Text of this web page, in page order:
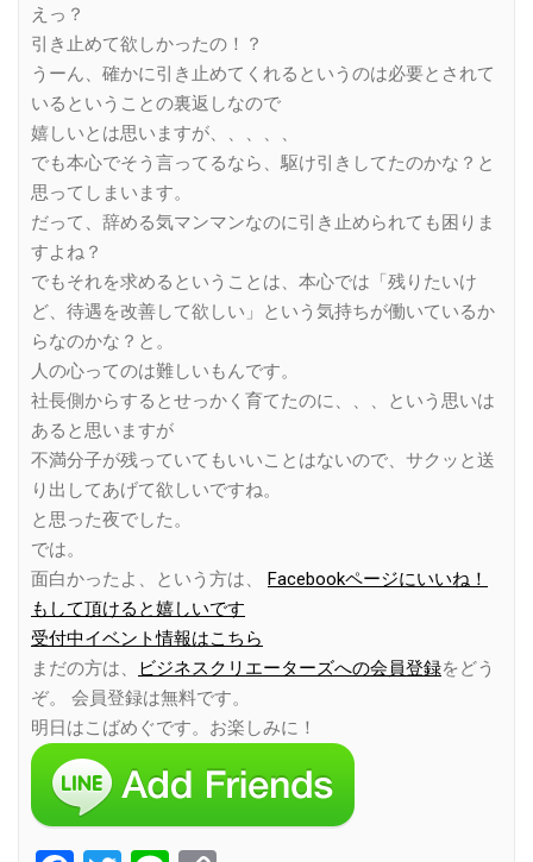
えっ？
引き止めて欲しかったの！？
うーん、確かに引き止めてくれるというのは必要とされて
いるということの裏返しなので
嬉しいとは思いますが、、、、、
でも本心でそう言ってるなら、駆け引きしてたのかな？と
思ってしまいます。
だって、辞める気マンマンなのに引き止められても困りま
すよね？
でもそれを求めるということは、本心では「残りたいけ
ど、待遇を改善して欲しい」という気持ちが働いているか
らなのかな？と。
人の心ってのは難しいもんです。
社長側からするとせっかく育てたのに、、、という思いは
あると思いますが
不満分子が残っていてもいいことはないので、サクッと送
り出してあげて欲しいですね。
と思った夜でした。
では。
面白かったよ、という方は、
Facebookページにいいね！
もして頂けると嬉しいです
受付中イベント情報はこちら
まだの方は、
ビジネスクリエーターズへの会員登録をどう
ぞ。 会員登録は無料です。
明日はこばめぐです。お楽しみに！